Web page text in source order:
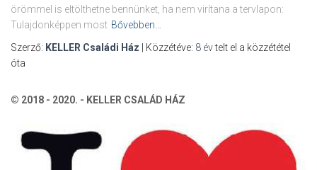
örömmel is eltölthetne bennünket, ha nem virítana a tervlapon:
Tulajdonképpen most Bővebben…
Szerző: KELLER Családi Ház | Közzétéve: 8 évtelt el a közzététel
óta
© 2018 - 2020. - KELLER CSALÁD HÁZ